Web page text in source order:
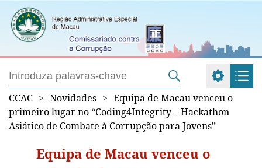
CCAC > Novidades > Equipa de Macau venceu o
primeiro lugar no “Coding4Integrity – Hackathon
Asiático de Combate à Corrupção para Jovens”
Equipa de Macau venceu o